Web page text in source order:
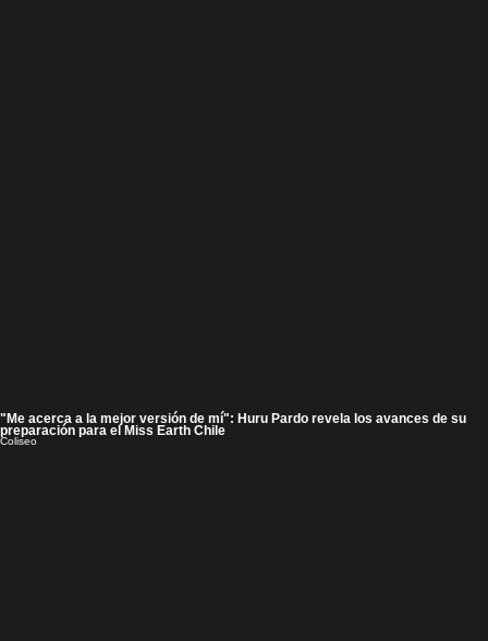
"Me acerca a la mejor versión de mí": Huru Pardo revela los avances de su
preparación para el Miss Earth Chile
Coliseo